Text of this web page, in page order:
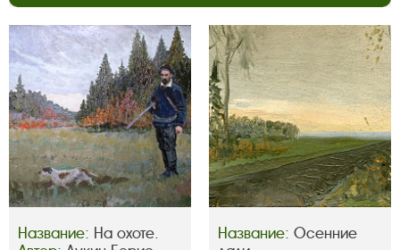
Название: На охоте.
Название: Осенние